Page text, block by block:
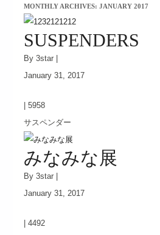
MONTHLY ARCHIVES: JANUARY 2017
SUSPENDERS
By 3star |
January 31, 2017
5958
サスペンダー
みなみな展
By 3star |
January 31, 2017
4492